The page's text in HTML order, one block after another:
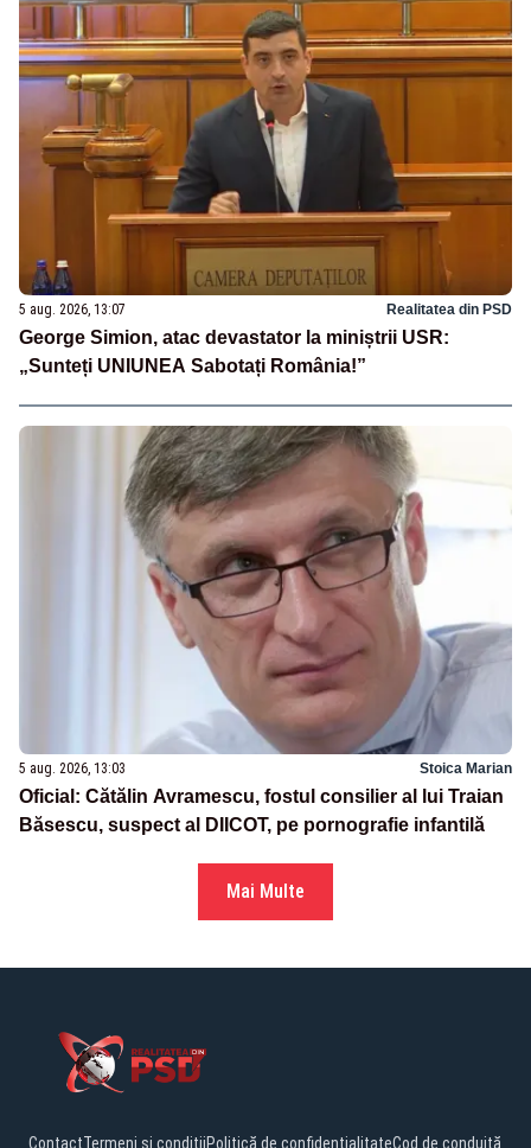
5 aug. 2026, 13:07 Realitatea din PSD
George Simion, atac devastator la miniștrii USR:
„Sunteți UNIUNEA Sabotați România!”
5 aug. 2026, 13:03 Stoica Marian
Oficial: Cătălin Avramescu, fostul consilier al lui Traian
Băsescu, suspect al DIICOT, pe pornografie infantilă
Mai Multe
ContactTermeni și condițiiPolitică de confidențialitateCod de conduită